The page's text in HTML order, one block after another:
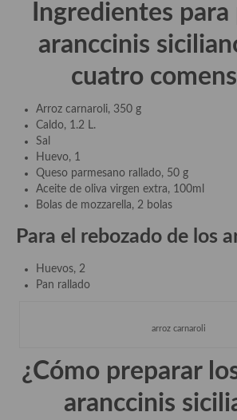
Bebidas
Bocadillos, hamburguesas, sándwich,
Ensaladas
Entrantes
Gazpachos, salmorejos, sopas y cremas frías
Arroces Y fideuás
Ingredientes
aranccinis
cuatro
Arroz carnaroli, 350 g
Caldo, 1.2 L.
Sal
Huevo, 1
Queso parmesano rallado, 50 g
Aceite de oliva virgen extra, 100ml
Bolas de mozzarella, 2 bolas
Para el rebozado de los
Huevos, 2
Pan rallado
arroz carnaroli
¿Cómo preparar
aranccinis